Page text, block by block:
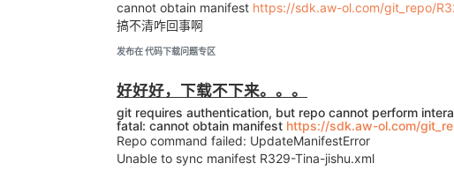
cannot obtain manifest https://sdk.aw-ol.com/git_repo/
搞不清咋回事啊
发布在 代码下载问题专区
好好好，下载不下来。。。
git requires authentication, but repo cannot perform
fatal: cannot obtain manifest https://sdk.aw-ol.com/
Repo command failed: UpdateManifestError
Unable to sync manifest R329-Tina-jishu.xml